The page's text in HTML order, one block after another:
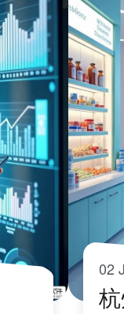
02